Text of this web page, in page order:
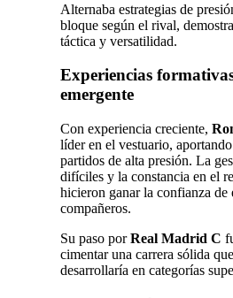
Alternaba estrategias de
bloque según el rival,
táctica y versatilidad.
Experiencias
emergente
Con experiencia creciente,
líder en el vestuario,
partidos de alta presión. La
difíciles y la constancia en el
hicieron ganar la confianza de
compañeros.
Su paso porReal Madrid C
cimentar una carrera sólida
desarrollaría en categorías